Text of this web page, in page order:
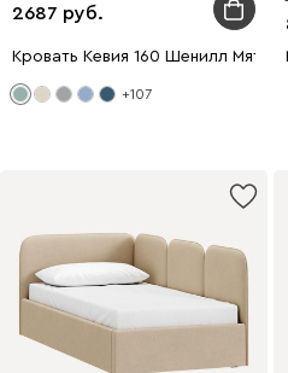
2687
Кровать Кевия 160 Шенилл
+107